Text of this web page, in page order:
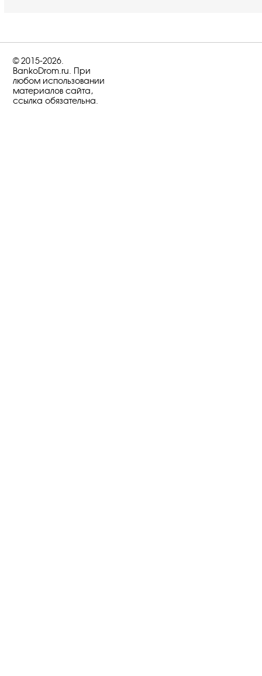
© 2015-2026.
BankoDrom.ru. При
любом использовании
материалов сайта,
ссылка обязательна.